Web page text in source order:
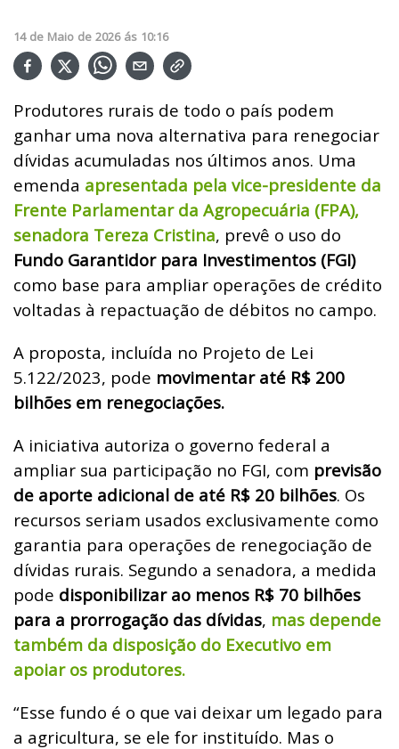
14 de Maio de 2026 ás 10:16
Produtores rurais de todo o país podem
ganhar uma nova alternativa para renegociar
dívidas acumuladas nos últimos anos. Uma
emenda apresentada pela vice-presidente da
Frente Parlamentar da Agropecuária (FPA),
senadora Tereza Cristina, prevê o uso do
Fundo Garantidor para Investimentos (FGI)
como base para ampliar operações de crédito
voltadas à repactuação de débitos no campo.
A proposta, incluída no Projeto de Lei
5.122/2023, pode movimentar até R$ 200
bilhões em renegociações.
A iniciativa autoriza o governo federal a
ampliar sua participação no FGI, com previsão
de aporte adicional de até R$ 20 bilhões. Os
recursos seriam usados exclusivamente como
garantia para operações de renegociação de
dívidas rurais. Segundo a senadora, a medida
pode disponibilizar ao menos R$ 70 bilhões
para a prorrogação das dívidas, mas depende
também da disposição do Executivo em
apoiar os produtores.
“Esse fundo é o que vai deixar um legado para
a agricultura, se ele for instituído. Mas o